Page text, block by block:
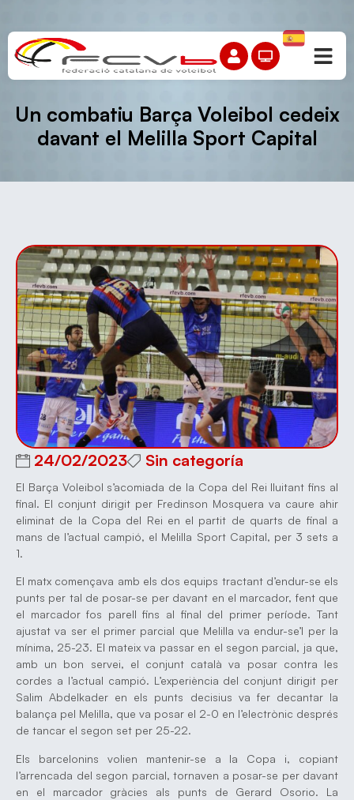
Un combatiu Barça Voleibol cedeix
davant el Melilla Sport Capital
24/02/2023 Sin categoría
El Barça Voleibol s’acomiada de la Copa del Rei lluitant fins al
final. El conjunt dirigit per Fredinson Mosquera va caure ahir
eliminat de la Copa del Rei en el partit de quarts de final a
mans de l’actual campió, el Melilla Sport Capital, per 3 sets a
1.
El matx començava amb els dos equips tractant d’endur-se els
punts per tal de posar-se per davant en el marcador, fent que
el marcador fos parell fins al final del primer període. Tant
ajustat va ser el primer parcial que Melilla va endur-se’l per la
mínima, 25-23. El mateix va passar en el segon parcial, ja que,
amb un bon servei, el conjunt català va posar contra les
cordes a l’actual campió. L’experiència del conjunt dirigit per
Salim Abdelkader en els punts decisius va fer decantar la
balança pel Melilla, que va posar el 2-0 en l’electrònic després
de tancar el segon set per 25-22.
Els barcelonins volien mantenir-se a la Copa i, copiant
l’arrencada del segon parcial, tornaven a posar-se per davant
en el marcador gràcies als punts de Gerard Osorio. La